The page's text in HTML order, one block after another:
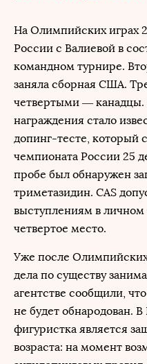
На Олимпийских играх
России с Валиевой в
командном турнире.
заняла сборная США.
четвертыми —
награждения стало
допинг-тесте, который
чемпионата России 25
пробе был обнаружен
триметазидин. CAS
выступлениям в личном
четвертое место.
Уже после
дела по существу
агентстве сообщили,
не будет обнародован.
фигуристка является
возраста: на момент